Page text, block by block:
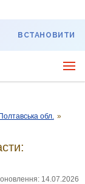
ВСТАНОВИТИ
Полтавська обл. »
14.07.2026